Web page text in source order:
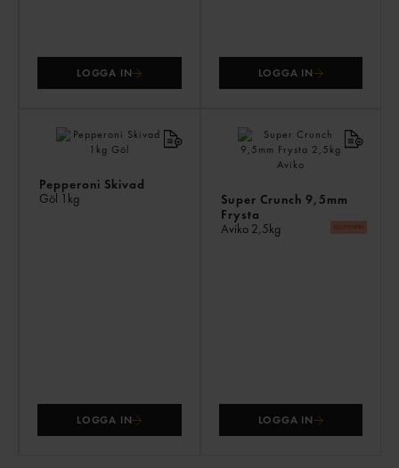
LOGGA IN LOGGA IN
Pepperoni Skivad
Göl 1kg
LOGGA IN
Super Crunch 9,5mm
Frysta
Aviko 2,5kg
LOGGA IN